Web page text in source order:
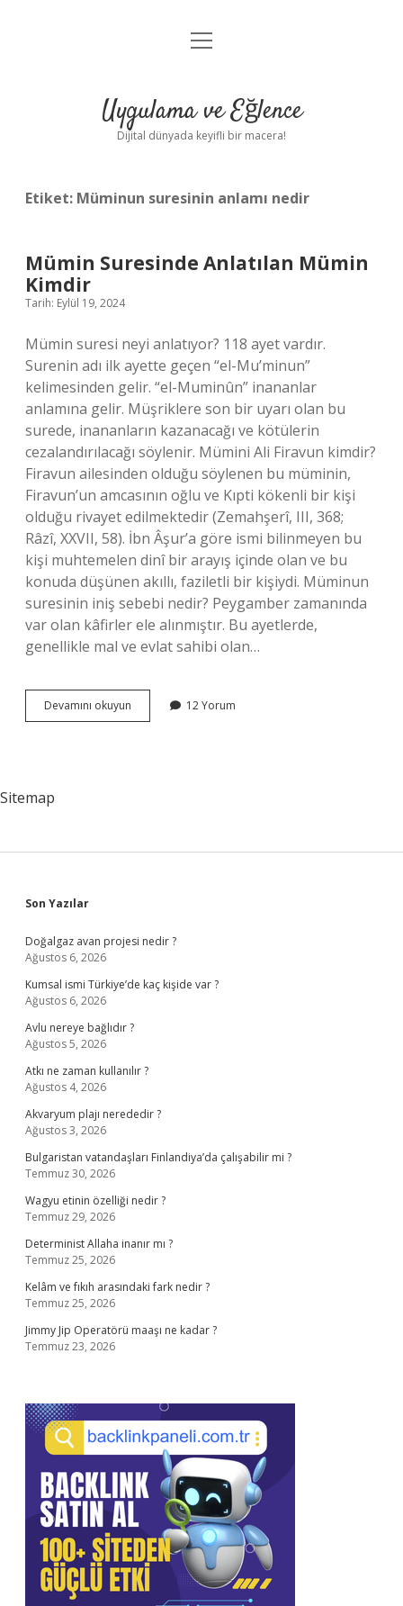
Anasayfa
Yasal Uyarı
menüyü
Uygulama ve Eğlence
Dijital dünyada keyifli bir macera!
Etiket: Müminun suresinin anlamı nedir
Mümin Suresinde Anlatılan Mümin
Kimdir
Tarih: Eylül 19, 2024
Mümin suresi neyi anlatıyor? 118 ayet vardır.
Surenin adı ilk ayette geçen “el-Mu’minun”
kelimesinden gelir. “el-Muminûn” inananlar
anlamına gelir. Müşriklere son bir uyarı olan bu
surede, inananların kazanacağı ve kötülerin
cezalandırılacağı söylenir. Mümini Ali Firavun kimdir?
Firavun ailesinden olduğu söylenen bu müminin,
Firavun’un amcasının oğlu ve Kıpti kökenli bir kişi
olduğu rivayet edilmektedir (Zemahşerî, III, 368;
Râzî, XXVII, 58). İbn Âşur’a göre ismi bilinmeyen bu
kişi muhtemelen dinî bir arayış içinde olan ve bu
konuda düşünen akıllı, faziletli bir kişiydi. Müminun
suresinin iniş sebebi nedir? Peygamber zamanında
var olan kâfirler ele alınmıştır. Bu ayetlerde,
genellikle mal ve evlat sahibi olan…
Devamını okuyun
Suresinde
12 Yorum
Sitemap
Sidebar
Son Yazılar
Doğalgaz avan projesi nedir ?
Ağustos 6, 2026
Kumsal ismi Türkiye’de kaç kişide var ?
Ağustos 6, 2026
Avlu nereye bağlıdır ?
Ağustos 5, 2026
Atkı ne zaman kullanılır ?
Ağustos 4, 2026
Akvaryum plajı nerededir ?
Ağustos 3, 2026
Bulgaristan vatandaşları Finlandiya’da çalışabilir mi ?
Temmuz 30, 2026
Wagyu etinin özelliği nedir ?
Temmuz 29, 2026
Determinist Allaha inanır mı ?
Temmuz 25, 2026
Kelâm ve fıkıh arasındaki fark nedir ?
Temmuz 25, 2026
Jimmy Jip Operatörü maaşı ne kadar ?
Temmuz 23, 2026